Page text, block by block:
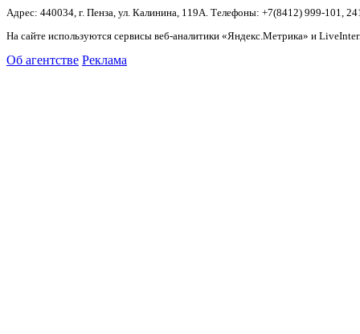
Адрес: 440034, г. Пенза, ул. Калинина, 119А. Телефоны: +7(8412) 999-101,
На сайте используются сервисы веб-аналитики «Яндекс.Метрика» и
Об агентстве Реклама